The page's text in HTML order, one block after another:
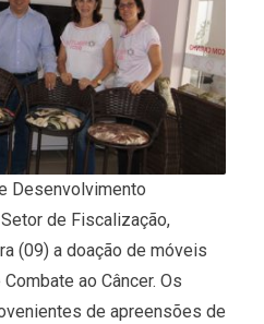
Desenvolvimento
de Fiscalização,
(09) a doação de móveis
ao Câncer. Os
de apreensões de